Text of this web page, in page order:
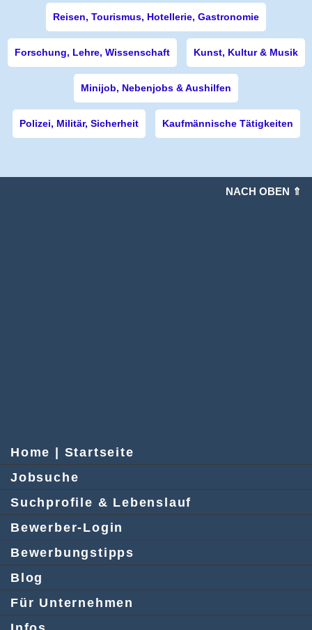
Reisen, Tourismus, Hotellerie, Gastronomie
Forschung, Lehre, Wissenschaft Kunst, Kultur & Musik
Minijob, Nebenjobs & Aushilfen
Polizei, Militär, Sicherheit Kaufmännische Tätigkeiten
NACH OBEN ⇑
Home | Startseite
Jobsuche
Suchprofile & Lebenslauf
Bewerber-Login
Bewerbungstipps
Blog
Für Unternehmen